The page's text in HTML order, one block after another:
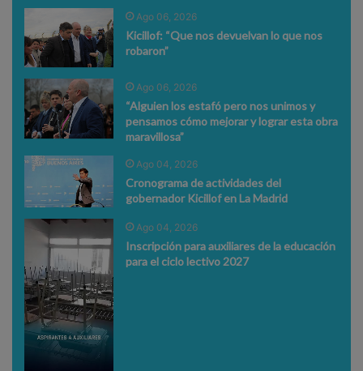
Ago 06, 2026
Kicillof: “Que nos devuelvan lo que nos
robaron”
Ago 06, 2026
“Alguien los estafó pero nos unimos y
pensamos cómo mejorar y lograr esta obra
maravillosa”
Ago 04, 2026
Cronograma de actividades del
gobernador Kicillof en La Madrid
Ago 04, 2026
Inscripción para auxiliares de la educación
para el ciclo lectivo 2027